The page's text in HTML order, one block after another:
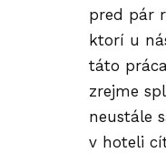
pred pár
ktorí u
táto
zrejme
neustále
v hoteli